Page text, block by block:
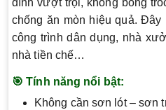
dính vượt trội, không bong
chống ăn mòn hiệu quả.
công trình dân dụng, nhà
nhà tiền chế…
🎯 Tính năng nổi bật:
Không cần sơn lót – sơn